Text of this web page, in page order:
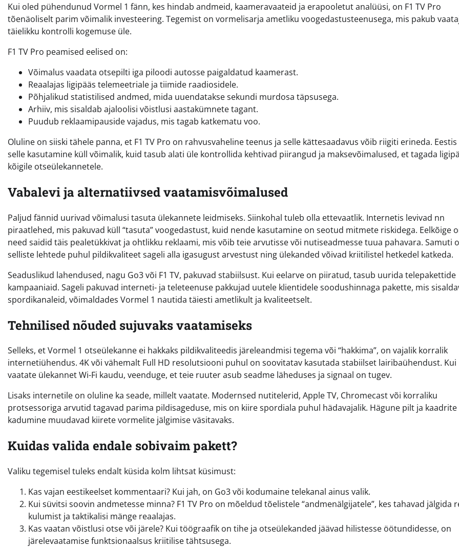
Kui oled pühendunud Vormel 1 fänn, kes hindab andmeid, kaameravaateid ja erapooletut analüüsi, on F1 TV Pro
tõenäoliselt parim võimalik investeering. Tegemist on vormelisarja ametliku voogedastusteenusega, mis pakub
täielikku kontrolli kogemuse üle.
F1 TV Pro peamised eelised on:
Võimalus vaadata otsepilti iga piloodi autosse paigaldatud kaamerast.
Reaalajas ligipääs telemeetriale ja tiimide raadiosidele.
Põhjalikud statistilised andmed, mida uuendatakse sekundi murdosa täpsusega.
Arhiiv, mis sisaldab ajaloolisi võistlusi aastakümnete tagant.
Puudub reklaamipauside vajadus, mis tagab katkematu voo.
Oluline on siiski tähele panna, et F1 TV Pro on rahvusvaheline teenus ja selle kättesaadavus võib riigiti erineda. Eestis
selle kasutamine küll võimalik, kuid tasub alati üle kontrollida kehtivad piirangud ja maksevõimalused, et tagada
kõigile otseülekannetele.
Vabalevi ja alternatiivsed vaatamisvõimalused
Paljud fännid uurivad võimalusi tasuta ülekannete leidmiseks. Siinkohal tuleb olla ettevaatlik. Internetis levivad nn
piraatlehed, mis pakuvad küll “tasuta” voogedastust, kuid nende kasutamine on seotud mitmete riskidega. Eelkõige
need saidid täis pealetükkivat ja ohtlikku reklaami, mis võib teie arvutisse või nutiseadmesse tuua pahavara. Samuti
selliste lehtede puhul pildikvaliteet sageli alla igasugust arvestust ning ülekanded võivad kriitilistel hetkedel katkeda.
Seaduslikud lahendused, nagu Go3 või F1 TV, pakuvad stabiilsust. Kui eelarve on piiratud, tasub uurida telepakettide
kampaaniaid. Sageli pakuvad interneti- ja teleteenuse pakkujad uutele klientidele soodushinnaga pakette, mis
spordikanaleid, võimaldades Vormel 1 nautida täiesti ametlikult ja kvaliteetselt.
Tehnilised nõuded sujuvaks vaatamiseks
Selleks, et Vormel 1 otseülekanne ei hakkaks pildikvaliteedis järeleandmisi tegema või “hakkima”, on vajalik korralik
internetiühendus. 4K või vähemalt Full HD resolutsiooni puhul on soovitatav kasutada stabiilset lairibaühendust. Kui
vaatate ülekannet Wi-Fi kaudu, veenduge, et teie ruuter asub seadme läheduses ja signaal on tugev.
Lisaks internetile on oluline ka seade, millelt vaatate. Modernsed nutitelerid, Apple TV, Chromecast või korraliku
protsessoriga arvutid tagavad parima pildisageduse, mis on kiire spordiala puhul hädavajalik. Hägune pilt ja kaadrite
kadumine muudavad kiirete vormelite jälgimise väsitavaks.
Kuidas valida endale sobivaim pakett?
Valiku tegemisel tuleks endalt küsida kolm lihtsat küsimust:
Kas vajan eestikeelset kommentaari? Kui jah, on Go3 või kodumaine telekanal ainus valik.
Kui süvitsi soovin andmetesse minna? F1 TV Pro on mõeldud tõelistele “andmenälgijatele”, kes tahavad jälgida
kulumist ja taktikalisi mänge reaalajas.
Kas vaatan võistlusi otse või järele? Kui töögraafik on tihe ja otseülekanded jäävad hilistesse öötundidesse, on
järelevaatamise funktsionaalsus kriitilise tähtsusega.